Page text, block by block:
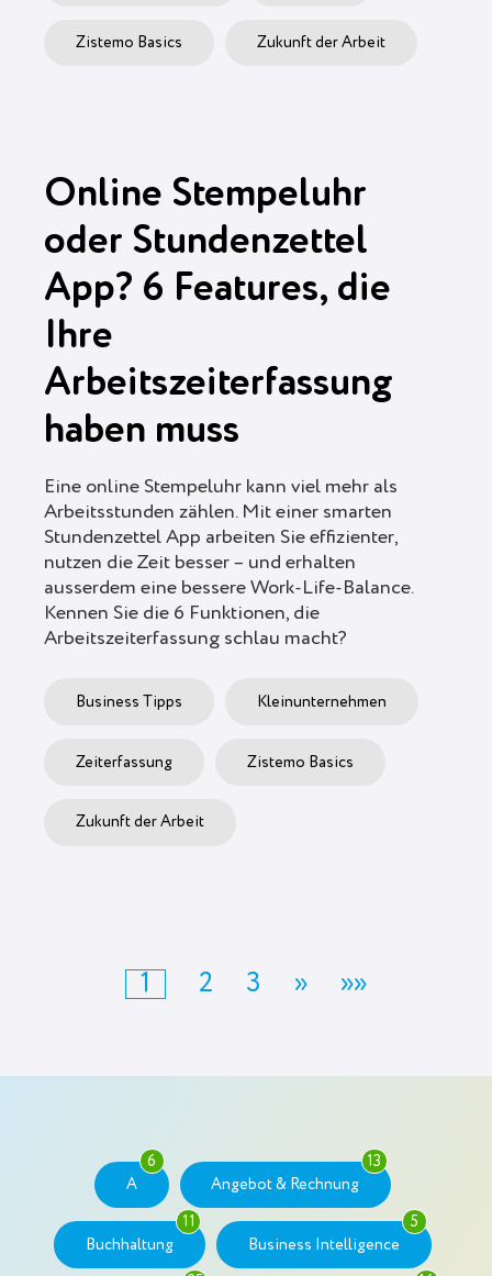
Zistemo Basics Zukunft der Arbeit
Online Stempeluhr
oder Stundenzettel
App? 6 Features, die
Ihre
Arbeitszeiterfassung
haben muss
Eine online Stempeluhr kann viel mehr als
Arbeitsstunden zählen. Mit einer smarten
Stundenzettel App arbeiten Sie effizienter,
nutzen die Zeit besser – und erhalten
ausserdem eine bessere Work-Life-Balance.
Kennen Sie die 6 Funktionen, die
Arbeitszeiterfassung schlau macht?
Business Tipps Kleinunternehmen
Zeiterfassung Zistemo Basics
Zukunft der Arbeit
1 2 3 » »»
6
A
13
Angebot & Rechnung
11
Buchhaltung
5
Business Intelligence